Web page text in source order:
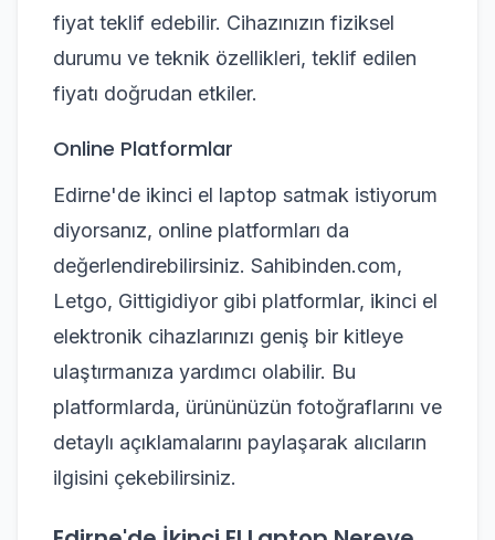
fiyat teklif edebilir. Cihazınızın fiziksel
durumu ve teknik özellikleri, teklif edilen
fiyatı doğrudan etkiler.
Online Platformlar
Edirne'de ikinci el laptop satmak istiyorum
diyorsanız, online platformları da
değerlendirebilirsiniz. Sahibinden.com,
Letgo, Gittigidiyor gibi platformlar, ikinci el
elektronik cihazlarınızı geniş bir kitleye
ulaştırmanıza yardımcı olabilir. Bu
platformlarda, ürününüzün fotoğraflarını ve
detaylı açıklamalarını paylaşarak alıcıların
ilgisini çekebilirsiniz.